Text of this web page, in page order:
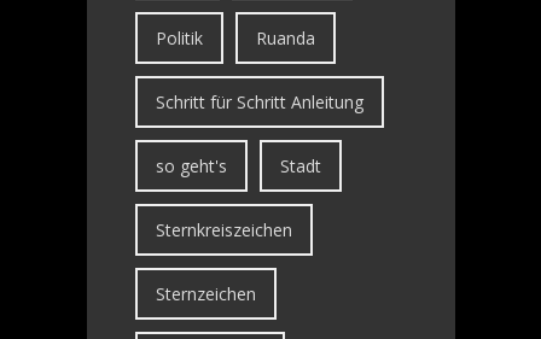
Politik Ruanda
Schritt für Schritt Anleitung
so geht's Stadt
Sternkreiszeichen
Sternzeichen